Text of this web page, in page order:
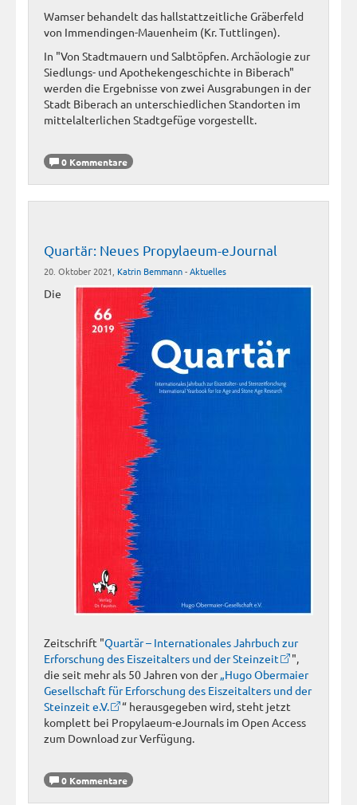
Wamser behandelt das hallstattzeitliche Gräberfeld
von Immendingen-Mauenheim (Kr. Tuttlingen).
In "Von Stadtmauern und Salbtöpfen. Archäologie zur
Siedlungs- und Apothekengeschichte in Biberach"
werden die Ergebnisse von zwei Ausgrabungen in der
Stadt Biberach an unterschiedlichen Standorten im
mittelalterlichen Stadtgefüge vorgestellt.
0 Kommentare
Quartär: Neues Propylaeum-eJournal
20. Oktober 2021, Katrin Bemmann-Aktuelles
Die
Zeitschrift "Quartär – Internationales Jahrbuch zur
Erforschung des Eiszeitalters und der Steinzeit
",
die seit mehr als 50 Jahren von der„Hugo Obermaier
Gesellschaft für Erforschung des Eiszeitalters und der
Steinzeit e.V.
“ herausgegeben wird, steht jetzt
komplett bei Propylaeum-eJournals im Open Access
zum Download zur Verfügung.
0 Kommentare